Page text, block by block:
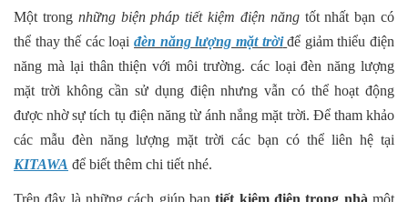
Một trongnhững biện pháp tiết kiệm điện năngtốt nhất bạn có
thể thay thế các loạiđèn năng lượng mặt trời để giảm thiểu điện
năng mà lại thân thiện với môi trường. các loại đèn năng lượng
mặt trời không cần sử dụng điện nhưng vẫn có thể hoạt động
được nhờ sự tích tụ điện năng từ ánh nắng mặt trời. Để tham khảo
các mẫu đèn năng lượng mặt trời các bạn có thể liên hệ tại
KITAWA để biết thêm chi tiết nhé.
Trên đây là những cách giúp bạntiết kiệm điện trong nhà một